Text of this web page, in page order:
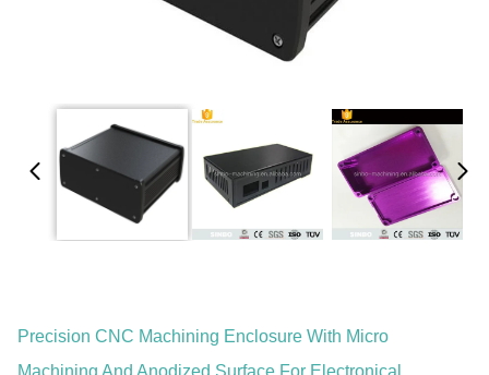
Precision CNC Machining Enclosure With Micro
Machining And Anodized Surface For Electronical